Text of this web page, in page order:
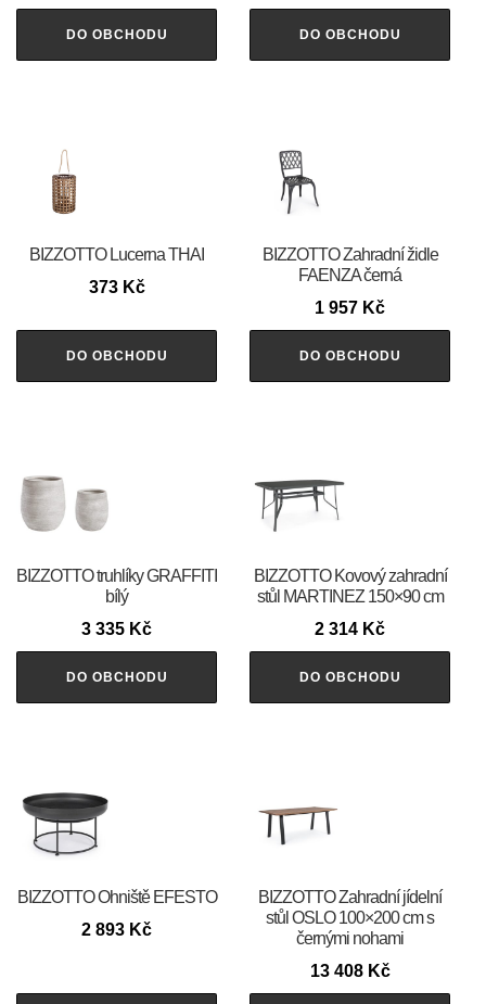
DO OBCHODU DO OBCHODU
BIZZOTTO Lucerna THAI
373 Kč
DO OBCHODU
BIZZOTTO Zahradní židle
FAENZA černá
1 957 Kč
DO OBCHODU
BIZZOTTO truhlíky GRAFFITI
bílý
3 335 Kč
DO OBCHODU
BIZZOTTO Kovový zahradní
stůl MARTINEZ 150×90 cm
2 314 Kč
DO OBCHODU
BIZZOTTO Ohniště EFESTO
2 893 Kč
BIZZOTTO Zahradní jídelní
stůl OSLO 100×200 cm s
černými nohami
13 408 Kč